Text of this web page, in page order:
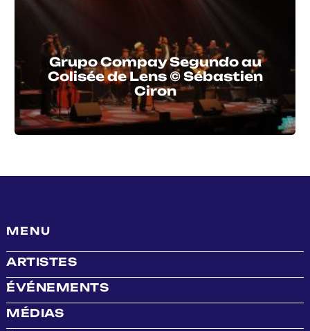
Grupo Compay Segundo au
Colisée de Lens © Sébastien
Ciron
MENU
ARTISTES
ÉVÉNEMENTS
MÉDIAS